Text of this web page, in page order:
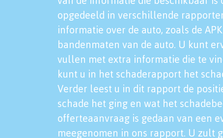
opgedeeld in verschillende
informatie over de auto, zoals de
bandenmaten van de auto. U kunt
vullen met extra informatie die te
kunt u in het schaderapport het
Verder leest u in dit rapport de
schade het ging en wat het
offerteaanvraag is gedaan van een
meegenomen in ons rapport. U zult